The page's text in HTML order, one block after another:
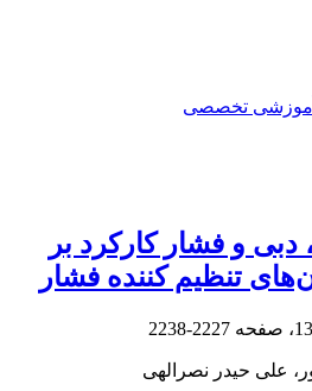
آموزشی تخصصی
دبی و فشار کارکرد بر
تنظیم کننده فشار
2227-2238
علی حیدر نصرالهی